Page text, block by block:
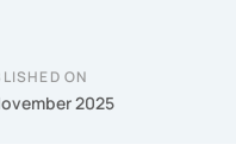
ON
2025